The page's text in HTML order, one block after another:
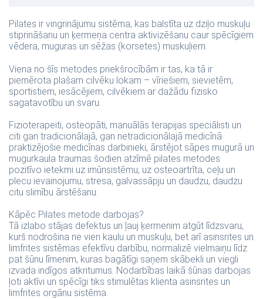
Pilates ir vingrinājumu sistēma, kas balstīta uz dziļo muskuļu
stiprināšanu un ķermeņa centra aktivizēšanu caur spēcīgiem
vēdera, muguras un sēžas (korsetes) muskuļiem.
Viena no šīs metodes priekšrocībām ir tas, ka tā ir
piemērota plašam cilvēku lokam – vīriešiem, sievietēm,
sportistiem, iesācējiem, cilvēkiem ar dažādu fizisko
sagatavotību un svaru.
Fizioterapeiti, osteopāti, manuālās terapijas speciālisti un
citi gan tradicionālajā, gan netradicionālajā medicīnā
praktizējošie medicīnas darbinieki, ārstējot sāpes mugurā un
mugurkaula traumas šodien atzīmē pilates metodes
pozitīvo ietekmi uz imūnsistēmu, uz osteoartrīta, ceļu un
plecu ievainojumu, stresa, galvassāpju un daudzu, daudzu
citu slimību ārstēšanu.
Kāpēc Pilates metode darbojas?
Tā izlabo stājas defektus un ļauj ķermenim atgūt līdzsvaru,
kurš nodrošina ne vien kaulu un muskuļu, bet arī asinsrites un
limfrites sistēmas efektīvu darbību, normalizē vielmaiņu līdz
pat šūnu līmenim, kuras bagātīgi saņem skābekli un viegli
izvada indīgos atkritumus. Nodarbības laikā šūnas darbojas
ļoti aktīvi un spēcīgi tiks stimulētas klienta asinsrites un
limfrites orgānu sistēma.